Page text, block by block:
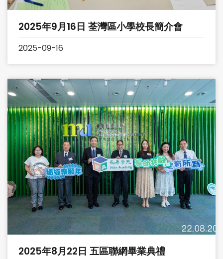
2025年9月16日 荃灣區小學校長簡介會
2025-09-16
2025年8月22日 五區聯網畢業典禮